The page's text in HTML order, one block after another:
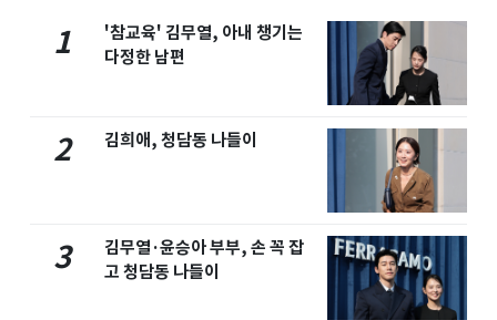
1
'참교육' 김무열, 아내 챙기는
다정한 남편
2 김희애, 청담동 나들이
3
김무열·윤승아 부부, 손 꼭 잡
고 청담동 나들이